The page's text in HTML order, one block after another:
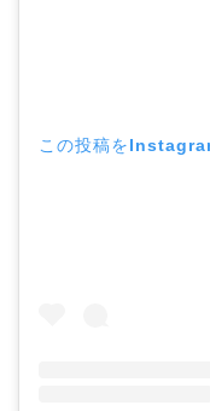
この投稿を